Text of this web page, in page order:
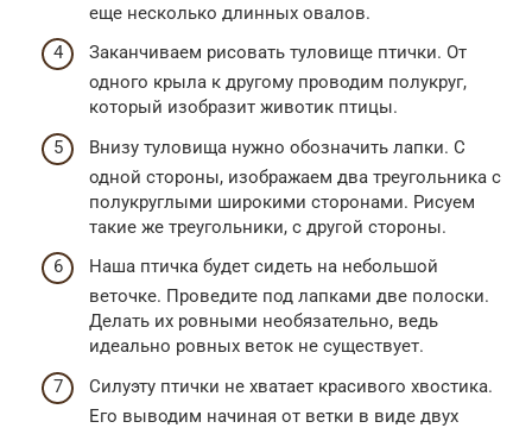
еще несколько длинных овалов.
Заканчиваем рисовать туловище птички. От
одного крыла к другому проводим полукруг,
который изобразит животик птицы.
Внизу туловища нужно обозначить лапки. С
одной стороны, изображаем два треугольника с
полукруглыми широкими сторонами. Рисуем
такие же треугольники, с другой стороны.
Наша птичка будет сидеть на небольшой
веточке. Проведите под лапками две полоски.
Делать их ровными необязательно, ведь
идеально ровных веток не существует.
Силуэту птички не хватает красивого хвостика.
Его выводим начиная от ветки в виде двух